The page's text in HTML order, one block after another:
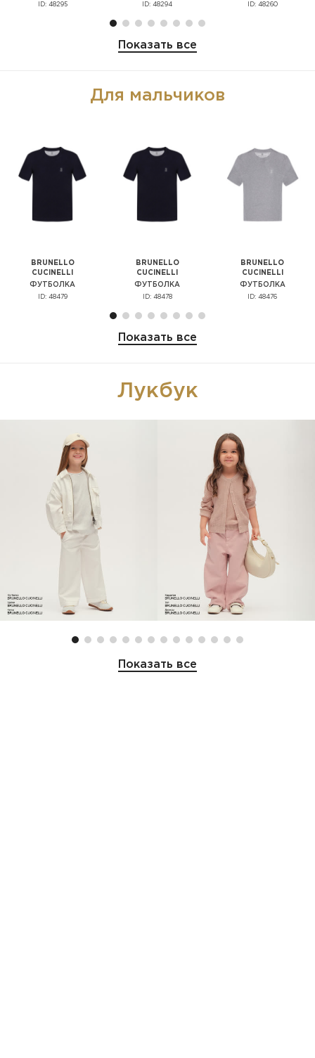
ID: 48295 ID: 48294 ID: 48260
Показать все
Для мальчиков
BRUNELLO
CUCINELLI
ФУТБОЛКА
ID: 48479
BRUNELLO
CUCINELLI
ФУТБОЛКА
ID: 48478
BRUNELLO
CUCINELLI
ФУТБОЛКА
ID: 48476
Показать все
Лукбук
Показать все